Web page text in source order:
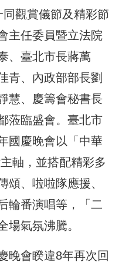
觀賞儀節及精彩節
主任委員暨立法院
、臺北市長蔣萬
青、內政部部長劉
慧、慶籌會秘書長
蒞臨盛會。臺北市
國慶晚會以「中華
軸，並搭配精彩多
頌、啦啦隊應援、
輪番演唱等，「二
場氣氛沸騰。
晚會睽違8年再次回